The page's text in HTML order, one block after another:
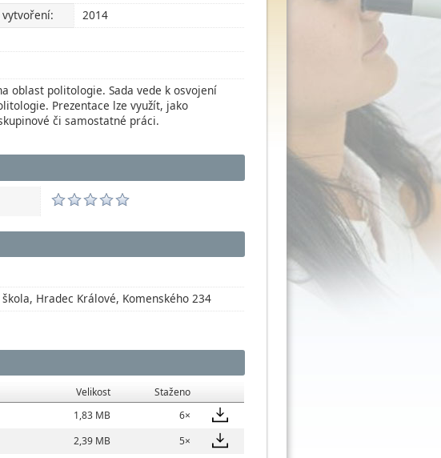
vytvoření:
2014
oblast politologie. Sada vede k osvojení
Prezentace lze využít, jako
či samostatné práci.
Hradec Králové, Komenského 234
Velikost
Staženo
1,83 MB
6×
2,39 MB
5×